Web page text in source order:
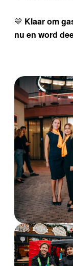
💛 Klaar om
nu en word